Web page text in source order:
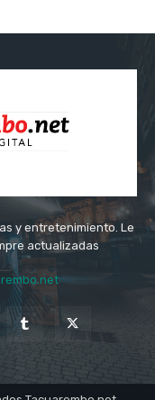
y entretenimiento. Le
actualizadas